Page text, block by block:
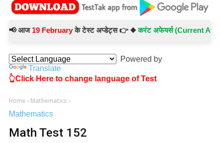
आज19 Februaryके टेस्ट अप्डेट्स 👉 ◆करंट अफेयर्स (Current Affairs) -
Powered by
Translate
👆Click Here to change language of Test
Home › Mathematics ›
Mathematics
Math Test 152